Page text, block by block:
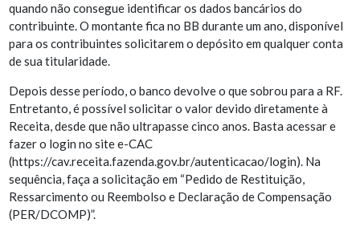
quando não consegue identificar os dados bancários do
contribuinte. O montante fica no BB durante um ano, disponível
para os contribuintes solicitarem o depósito em qualquer conta
de sua titularidade.
Depois desse período, o banco devolve o que sobrou para a RF.
Entretanto, é possível solicitar o valor devido diretamente à
Receita, desde que não ultrapasse cinco anos. Basta acessar e
fazer o login no site e-CAC
(https://cav.receita.fazenda.gov.br/autenticacao/login). Na
sequência, faça a solicitação em “Pedido de Restituição,
Ressarcimento ou Reembolso e Declaração de Compensação
(PER/DCOMP)”.